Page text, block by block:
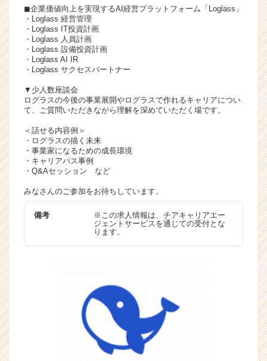
（C
e
r
C
e
◼︎企業価値向上を実現するAI経営プラットフォーム「Loglass」
・Loglass 経営管理
・Loglass IT投資計画
・Loglass 人員計画
・Loglass 設備投資計画
・Loglass AI IR
・Loglass サクセスパートナー
▼少人数座談会
ログラスの今後の事業展開やログラスで作れるキャリアについ
て、ご質問いただきながら理解を深めていただく場です。
＜話せる内容例＞
・ログラスの描く未来
・事業家になるための成長環境
・キャリアパス事例
・Q&Aセッション など
みなさんのご参加をお待ちしています。
備考
※この求人情報は、チアキャリアエー
ジェントサービスを通じての受付とな
ります。